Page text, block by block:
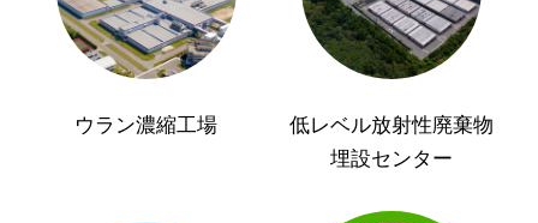
ウラン濃縮工場
低レベル放射性廃棄物
埋設センター